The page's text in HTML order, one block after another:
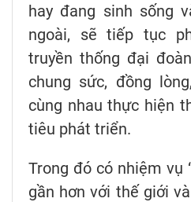
hay đang sinh sống
ngoài, sẽ tiếp tục
truyền thống đại
chung sức, đồng
cùng nhau thực hiện
tiêu phát triển.
Trong đó có nhiệm vụ
gần hơn với thế giới